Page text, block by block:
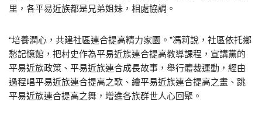
里，各平易近族都是兄弟姐妹，相處協調。
“培養潤心，共建社區連合提高精力家園。”馮莉說，社區依托鄉
愁記憶館，把村史作為平易近族連合提高教導課程，宣講黨的
平易近族政策、平易近族連合成長故事，舉行體裁運動，經由
過程唱平易近族連合提高之歌、繪平易近族連合提高之畫、跳
平易近族連合提高之舞，增進各族群世人心回聚。